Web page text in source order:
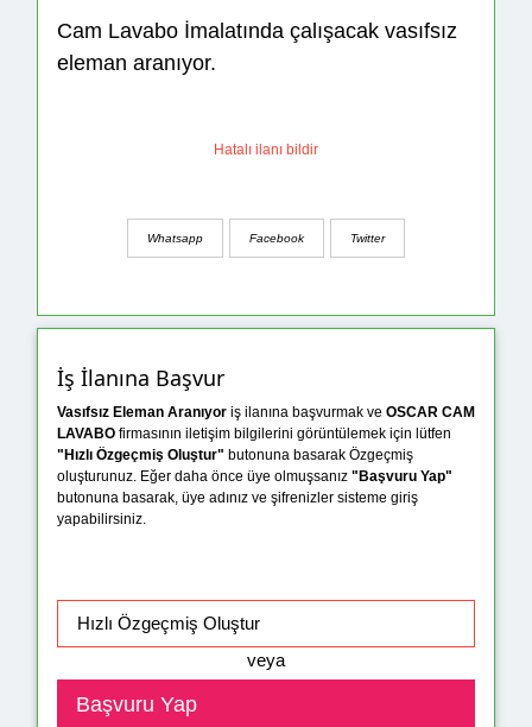
Cam Lavabo İmalatında çalışacak vasıfsız
eleman aranıyor.
Hatalı ilanı bildir
Whatsapp Facebook Twitter
İş İlanına Başvur
Vasıfsız Eleman Aranıyor iş ilanına başvurmak ve OSCAR CAM
LAVABO firmasının iletişim bilgilerini görüntülemek için lütfen
"Hızlı Özgeçmiş Oluştur" butonuna basarak Özgeçmiş
oluşturunuz. Eğer daha önce üye olmuşsanız "Başvuru Yap"
butonuna basarak, üye adınız ve şifrenizler sisteme giriş
yapabilirsiniz.
veya